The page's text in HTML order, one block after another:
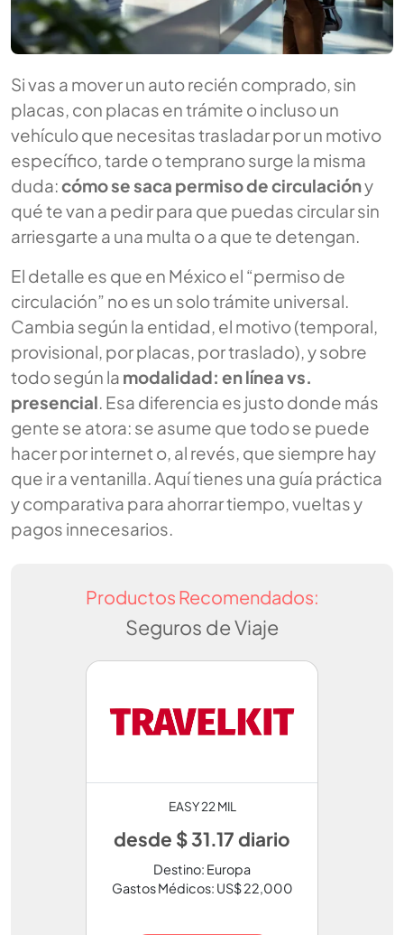
Si vas a mover un auto recién comprado, sin
placas, con placas en trámite o incluso un
vehículo que necesitas trasladar por un motivo
específico, tarde o temprano surge la misma
duda:cómo se saca permiso de circulacióny
qué te van a pedir para que puedas circular sin
arriesgarte a una multa o a que te detengan.
El detalle es que en México el “permiso de
circulación” no es un solo trámite universal.
Cambia según la entidad, el motivo (temporal,
provisional, por placas, por traslado), y sobre
todo según la modalidad: en línea vs.
presencial. Esa diferencia es justo donde más
gente se atora: se asume que todo se puede
hacer por internet o, al revés, que siempre hay
que ir a ventanilla. Aquí tienes una guía práctica
y comparativa para ahorrar tiempo, vueltas y
pagos innecesarios.
Productos Recomendados:
Seguros de Viaje
EASY 22 MIL
desde $ 31.17 diario
Destino: Europa
Gastos Médicos: US$ 22,000